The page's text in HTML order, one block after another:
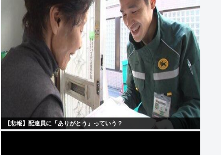
【悲報】配達員に「ありがとう」っていう？